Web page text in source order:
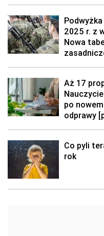
2025 r. z
Nowa
Aż 17
po
odprawy
Co pyli
rok